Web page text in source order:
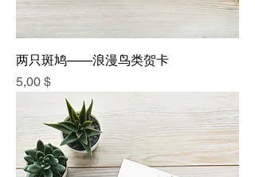
两只斑鸠——浪漫鸟类贺卡
價格
5,00 $